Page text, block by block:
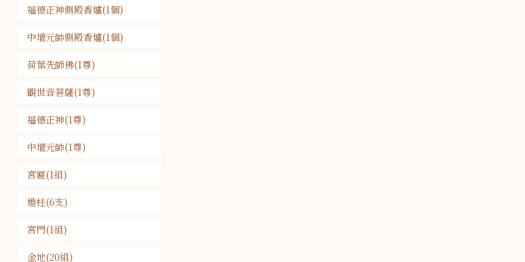
福德正神側殿香爐(1個)
中壇元帥側殿香爐(1個)
荷葉先師佛(1尊)
觀世音菩薩(1尊)
福德正神(1尊)
中壇元帥(1尊)
宮匾(1組)
檐柱(6支)
宮門(1組)
金地(20組)